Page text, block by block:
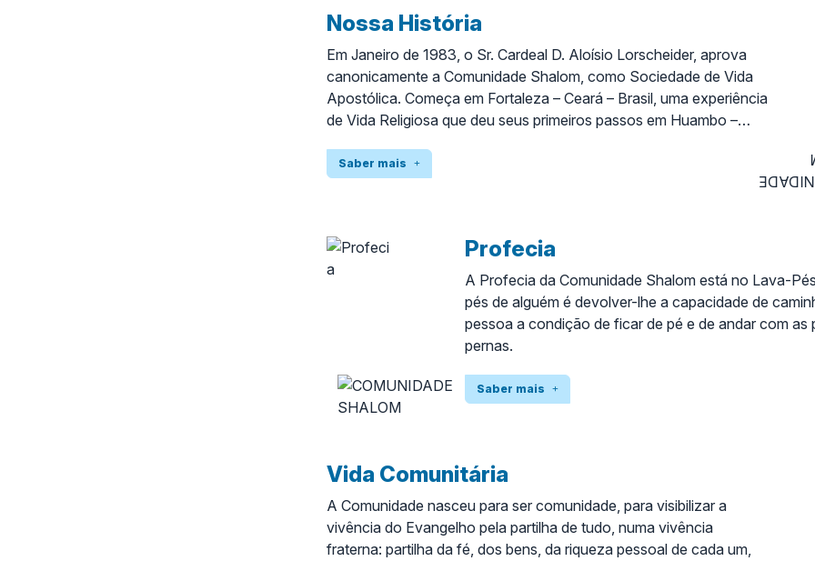
Nossa História
Em Janeiro de 1983, o Sr. Cardeal D. Aloísio Lorscheider, aprova
canonicamente a Comunidade Shalom, como Sociedade de Vida
Apostólica. Começa em Fortaleza – Ceará – Brasil, uma experiência
de Vida Religiosa que deu seus primeiros passos em Huambo –
Saber mais
Profecia
A Profecia da Comunidade Shalom está no Lava-
pés de alguém é devolver-lhe a capacidade de
pessoa a condição de ficar de pé e de andar com as
pernas.
Saber mais
Vida Comunitária
A Comunidade nasceu para ser comunidade, para visibilizar a
vivência do Evangelho pela partilha de tudo, numa vivência
fraterna: partilha da fé, dos bens, da riqueza pessoal de cada um,